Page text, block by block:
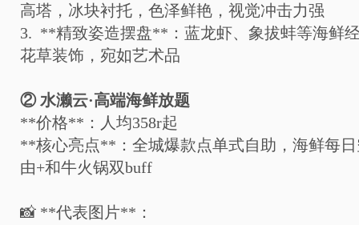
高塔，冰块衬托，色泽鲜艳，视觉冲击力强
3. **精致姿造摆盘** ：蓝龙虾、象拔蚌等海鲜
花草装饰，宛如艺术品
② 水濑云·高端海鲜放题
**价格** ：人均358r起
**核心亮点** ：全城爆款点单式自助，海鲜每
由+和牛火锅双buff
📸 **代表图片** ：